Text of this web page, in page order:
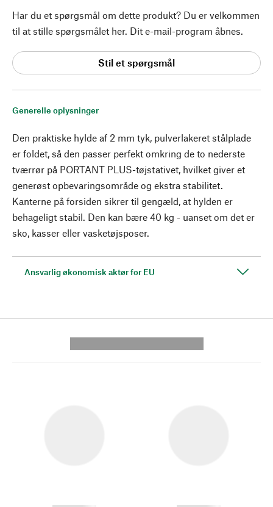
Generelle oplysninger
Den praktiske hylde af 2 mm tyk, pulverlakeret stålplade
er foldet, så den passer perfekt omkring de to nederste
tværrør på PORTANT PLUS-tøjstativet, hvilket giver et
generøst opbevaringsområde og ekstra stabilitet.
Kanterne på forsiden sikrer til gengæld, at hylden er
behageligt stabil. Den kan bære 40 kg - uanset om det er
sko, kasser eller vasketøjsposer.
Ansvarlig økonomisk aktør for EU
Har du et spørgsmål om dette produkt? Du er velkommen
til at stille spørgsmålet her. Dit e-mail-program åbnes.
Stil et spørgsmål